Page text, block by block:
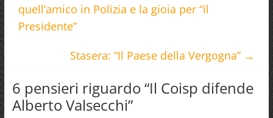
quell’amico in Polizia e la gioia per “il
Presidente”
Stasera: “Il Paese della Vergogna” →
6 pensieri riguardo “Il Coisp difende
Alberto Valsecchi”